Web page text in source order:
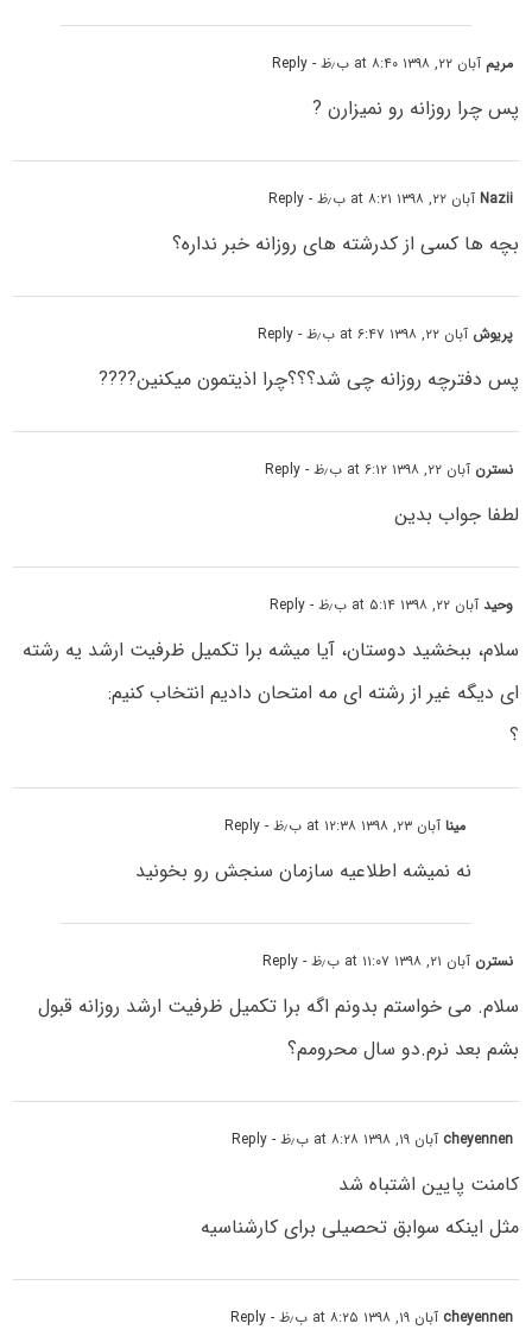
مریم آبان ۲۲, ۱۳۹۸ at ۸:۴۰ ب٫ظ - Reply
پس چرا روزانه رو نمیزارن ?
Naziiآبان ۲۲, ۱۳۹۸ at ۸:۲۱ ب٫ظ - Reply
بچه ها کسی از کدرشته های روزانه خبر نداره؟
پریوش آبان ۲۲, ۱۳۹۸ at ۶:۴۷ ب٫ظ - Reply
پس دفترچه روزانه چی شد؟؟؟چرا اذیتمون میکنین????
نسترن آبان ۲۲, ۱۳۹۸ at ۶:۱۲ ب٫ظ - Reply
لطفا جواب بدین
وحیدآبان ۲۲, ۱۳۹۸ at ۵:۱۴ ب٫ظ - Reply
سلام، ببخشید دوستان، آیا میشه برا تکمیل ظرفیت ارشد یه رشته
ای دیگه غیر از رشته ای مه امتحان دادیم انتخاب کنیم:
؟
میناآبان ۲۳, ۱۳۹۸ at ۱۲:۳۸ ب٫ظ - Reply
نه نمیشه اطلاعیه سازمان سنجش رو بخونید
نسترن آبان ۲۱, ۱۳۹۸ at ۱۱:۰۷ ب٫ظ - Reply
سلام. می خواستم بدونم اگه برا تکمیل ظرفیت ارشد روزانه قبول
بشم بعد نرم.دو سال محرومم؟
cheyennen آبان ۱۹, ۱۳۹۸ at ۸:۲۸ ب٫ظ - Reply
کامنت پایین اشتباه شد
مثل اینکه سوابق تحصیلی برای کارشناسیه
cheyennen آبان ۱۹, ۱۳۹۸ at ۸:۲۵ ب٫ظ - Reply